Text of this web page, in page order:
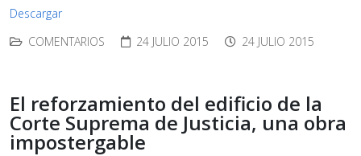
Descargar
COMENTARIOS
24 JULIO 2015 24 JULIO 2015
El reforzamiento del edificio de la
Corte Suprema de Justicia, una obra
impostergable